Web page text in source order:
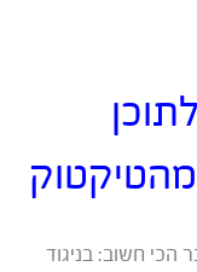
הכי חשוב: בניגוד